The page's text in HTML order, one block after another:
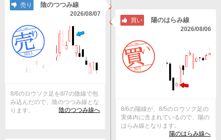
売り 陰のつつみ線
2026/08/07
8/6のロウソク足を8/7の陰線で包
み込んだので、陰のつつみ線とな
ります。
陰のつつみ線へ
買い 陽のはらみ線
2026/08/06
8/6の陽線が、8/5のロウソク足の
実体内に含まれているので、陽の
はらみ線となります。
陽のはらみ線へ